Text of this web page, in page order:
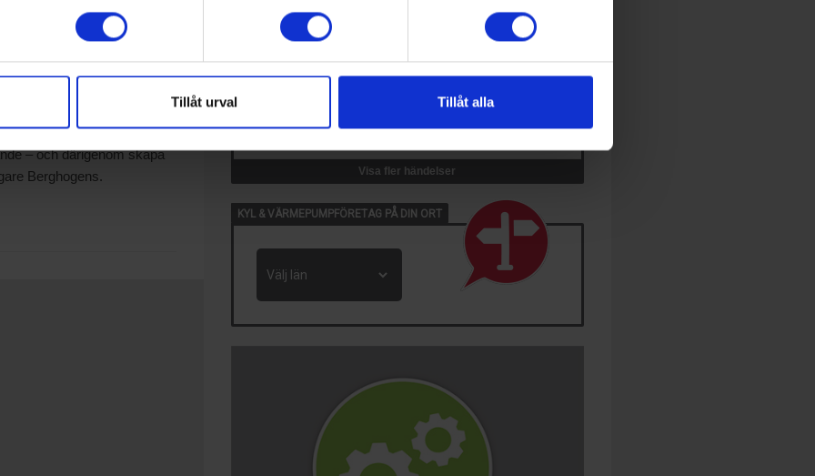
Tillåt urval Tillåt alla
sitt väletablerade
bolaget mycket väl in
stora möjligheter för
VD för Tedge.
Det känns
värderingar.
– och därigenom skapa
Berghogens.
13 Okt, 2026
Nürnberg, Tyskland
Visa fler händelser
KYL & VÄRMEPUMPFÖRETAG PÅ DIN ORT